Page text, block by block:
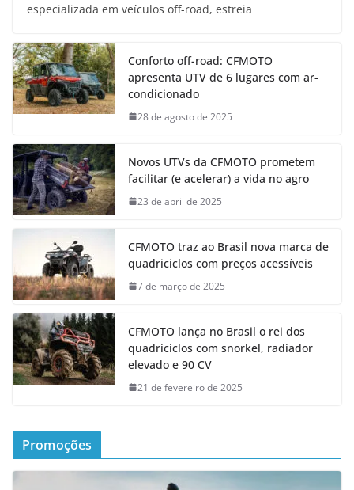
especializada em veículos off-road, estreia
Conforto off-road: CFMOTO
apresenta UTV de 6 lugares com ar-
condicionado
28 de agosto de 2025
Novos UTVs da CFMOTO prometem
facilitar (e acelerar) a vida no agro
23 de abril de 2025
CFMOTO traz ao Brasil nova marca de
quadriciclos com preços acessíveis
7 de março de 2025
CFMOTO lança no Brasil o rei dos
quadriciclos com snorkel, radiador
elevado e 90 CV
21 de fevereiro de 2025
Promoções